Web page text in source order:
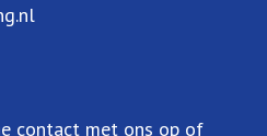
contact met ons op of